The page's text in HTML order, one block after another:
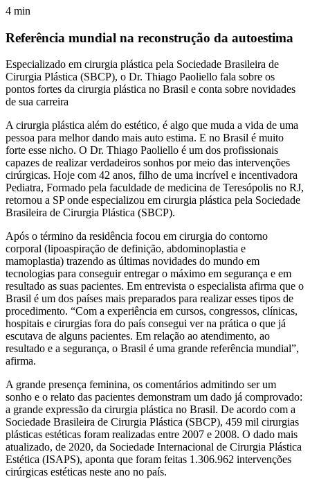
4 min
Referência mundial na reconstrução da autoestima
Especializado em cirurgia plástica pela Sociedade Brasileira de
Cirurgia Plástica (SBCP), o Dr. Thiago Paoliello fala sobre os
pontos fortes da cirurgia plástica no Brasil e conta sobre novidades
de sua carreira
A cirurgia plástica além do estético, é algo que muda a vida de uma
pessoa para melhor dando mais auto estima. E no Brasil é muito
forte esse nicho. O Dr. Thiago Paoliello é um dos profissionais
capazes de realizar verdadeiros sonhos por meio das intervenções
cirúrgicas. Hoje com 42 anos, filho de uma incrível e incentivadora
Pediatra, Formado pela faculdade de medicina de Teresópolis no RJ,
retornou a SP onde especializou em cirurgia plástica pela Sociedade
Brasileira de Cirurgia Plástica (SBCP).
Após o término da residência focou em cirurgia do contorno
corporal (lipoaspiração de definição, abdominoplastia e
mamoplastia) trazendo as últimas novidades do mundo em
tecnologias para conseguir entregar o máximo em segurança e em
resultado as suas pacientes. Em entrevista o especialista afirma que o
Brasil é um dos países mais preparados para realizar esses tipos de
procedimento. “Com a experiência em cursos, congressos, clínicas,
hospitais e cirurgias fora do país consegui ver na prática o que já
escutava de alguns pacientes. Em relação ao atendimento, ao
resultado e a segurança, o Brasil é uma grande referência mundial”,
afirma.
A grande presença feminina, os comentários admitindo ser um
sonho e o relato das pacientes demonstram um dado já comprovado:
a grande expressão da cirurgia plástica no Brasil. De acordo com a
Sociedade Brasileira de Cirurgia Plástica (SBCP), 459 mil cirurgias
plásticas estéticas foram realizadas entre 2007 e 2008. O dado mais
atualizado, de 2020, da Sociedade Internacional de Cirurgia Plástica
Estética (ISAPS), aponta que foram feitas 1.306.962 intervenções
cirúrgicas estéticas neste ano no país.